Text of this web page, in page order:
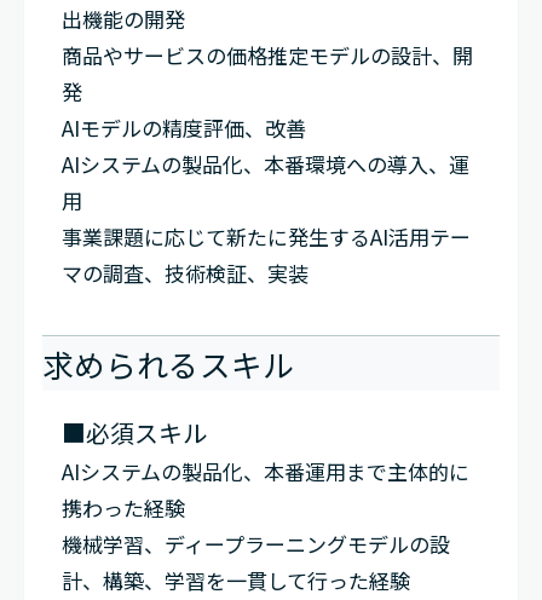
出機能の開発
商品やサービスの価格推定モデルの設計、開
発
AIモデルの精度評価、改善
AIシステムの製品化、本番環境への導入、運
用
事業課題に応じて新たに発生するAI活用テー
マの調査、技術検証、実装
求められるスキル
■必須スキル
AIシステムの製品化、本番運用まで主体的に
携わった経験
機械学習、ディープラーニングモデルの設
計、構築、学習を一貫して行った経験